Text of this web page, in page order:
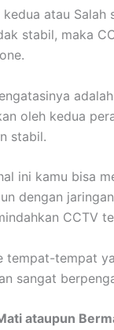
kedua atau
stabil, maka
oleh kedua
stabil.
ini kamu bisa
dengan
CCTV
tempat-tempat
sangat
ataupun